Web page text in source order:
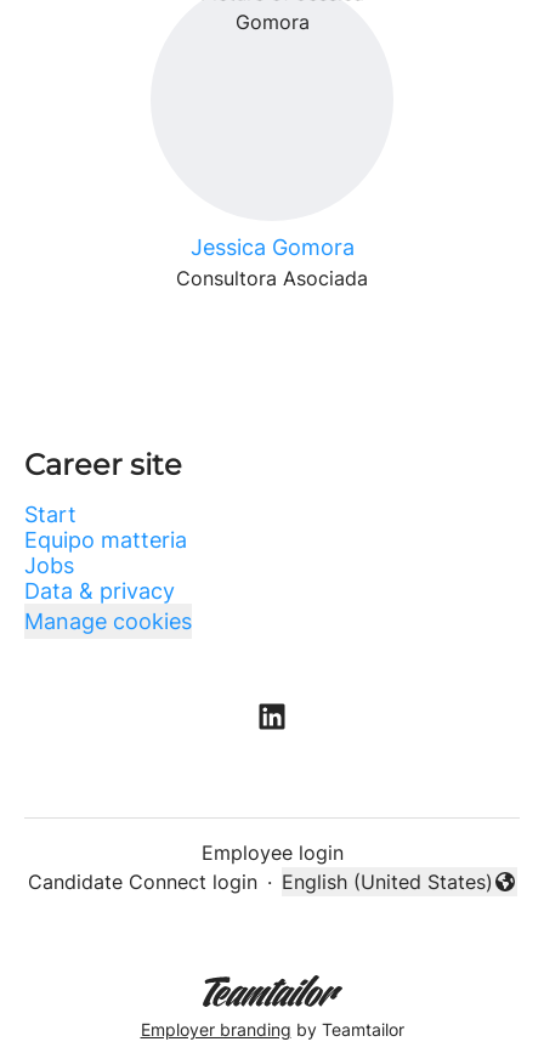
Jessica Gomora
Consultora Asociada
Career site
Start
Equipo matteria
Jobs
Data & privacy
Manage cookies
Employee login
Candidate Connect login ·
Change language
English (United States)
Employer branding by Teamtailor